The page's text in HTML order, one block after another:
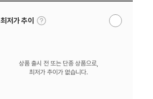
최저가 추이
툴
팁
알
상품 출시 전 또는 단종 상품으로,
최저가 추이가 없습니다.